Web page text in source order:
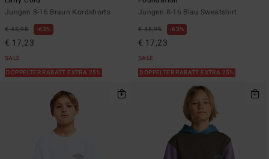
Jungen 8-16 Braun Kordshorts
€ 45,95 63%
€ 17,23
SALE
DOPPELTER RABATT EXTRA 25%
Jungen 8-16 Blau Sweatshirt
€ 45,95 63%
€ 17,23
SALE
DOPPELTER RABATT EXTRA 25%